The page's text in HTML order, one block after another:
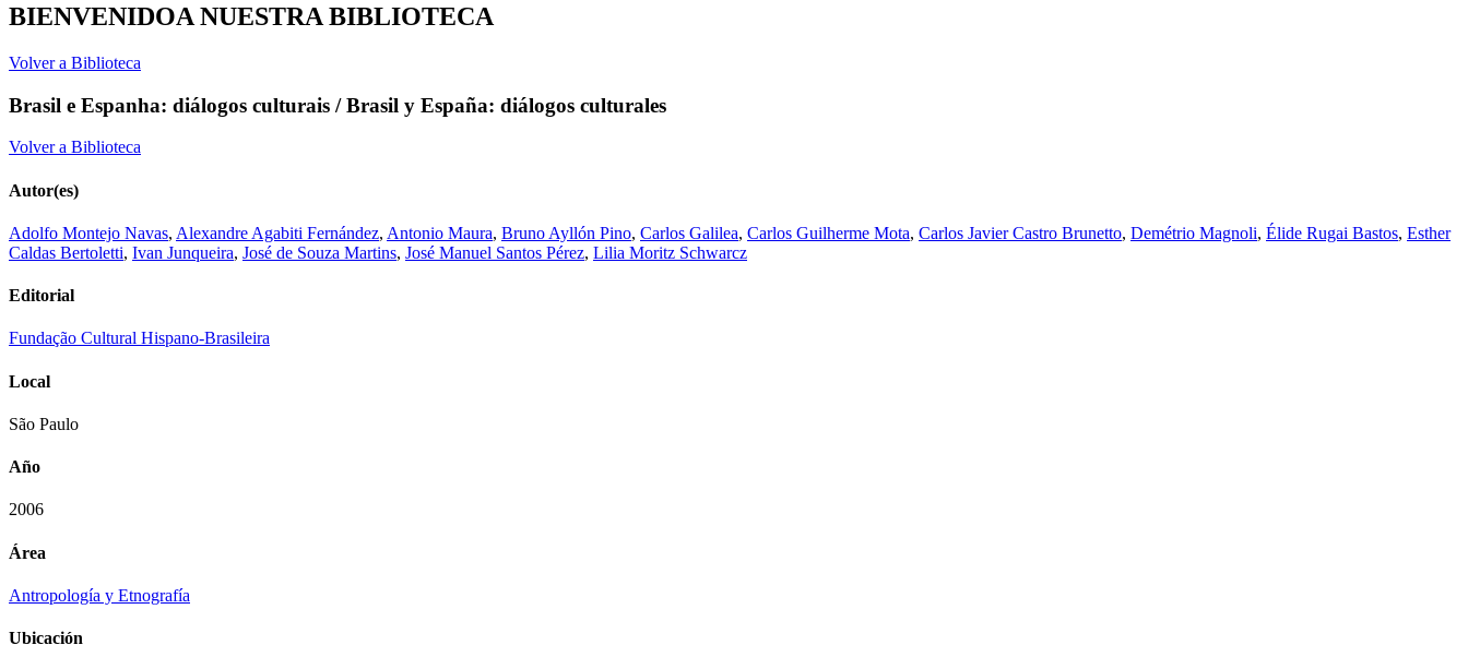
BIENVENIDOA NUESTRA BIBLIOTECA
Volver a Biblioteca
Brasil e Espanha: diálogos culturais / Brasil y España: diálogos culturales
Volver a Biblioteca
Autor(es)
Adolfo Montejo Navas, Alexandre Agabiti Fernández, Antonio Maura, Bruno Ayllón Pino, Carlos Galilea, Carlos Guilherme Mota, Carlos Javier Castro Brunetto, Demétrio Magnoli, Élide Rugai Bastos, Esther
Caldas Bertoletti, Ivan Junqueira, José de Souza Martins, José Manuel Santos Pérez, Lilia Moritz Schwarcz
Editorial
Fundação Cultural Hispano-Brasileira
Local
São Paulo
Año
2006
Área
Antropología y Etnografía
Ubicación